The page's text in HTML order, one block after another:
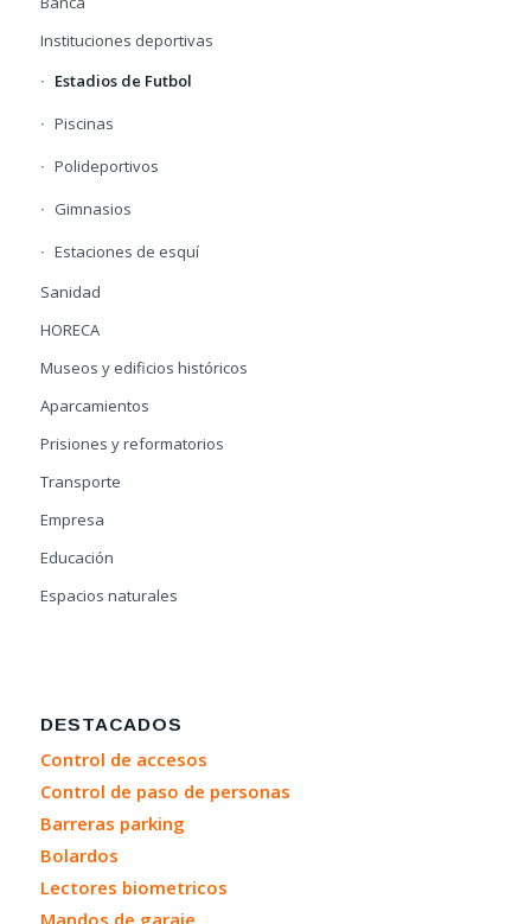
Instituciones deportivas
Estadios de Futbol
Piscinas
Polideportivos
Gimnasios
Estaciones de esquí
Sanidad
HORECA
Museos y edificios históricos
Aparcamientos
Prisiones y reformatorios
Transporte
Empresa
Educación
Espacios naturales
DESTACADOS
Control de accesos
Control de paso de personas
Barreras parking
Bolardos
Lectores biometricos
Mandos de garaje